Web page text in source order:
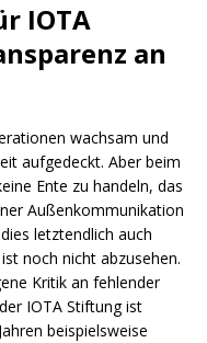
IOTA
an
wachsam und
aufgedeckt. Aber beim
Ente zu handeln, das
Außenkommunikation
letztendlich auch
noch nicht abzusehen.
Kritik an fehlender
IOTA Stiftung ist
beispielsweise